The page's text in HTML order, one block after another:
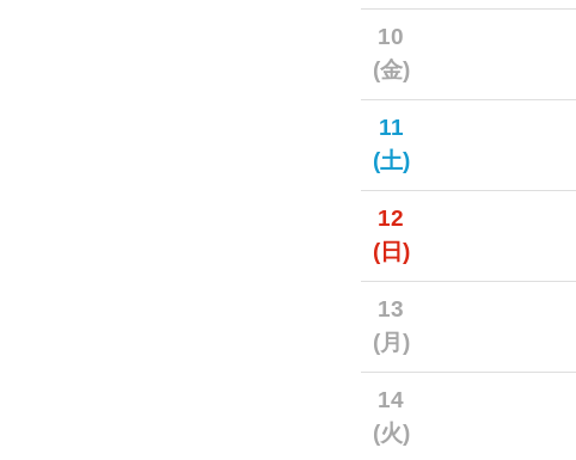
10
(金)
11
(土)
12
(日)
13
(月)
14
(火)